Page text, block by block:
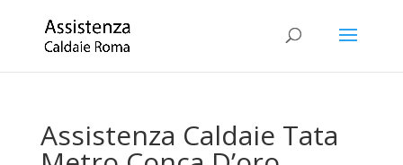
Assistenza Caldaie Tata